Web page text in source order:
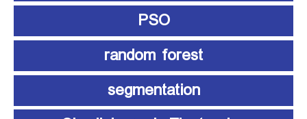
PSO
random forest
segmentation